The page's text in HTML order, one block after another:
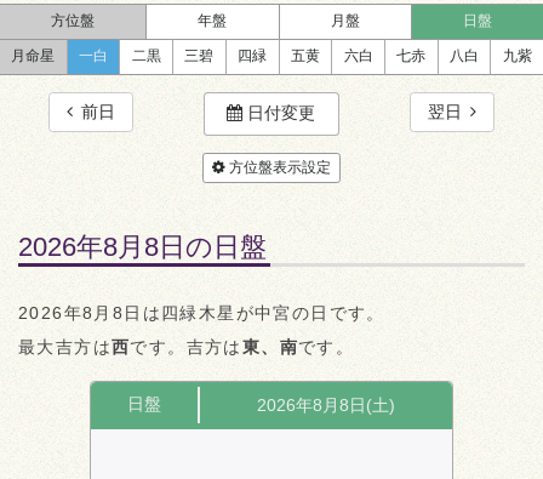
方位盤 年盤 月盤 日盤
月命星 一白 二黒 三碧 四緑 五黄 六白 七赤 八白 九紫
前日 日付変更 翌日
方位盤表示設定
2026年8月8日の日盤
2026年8月8日は四緑木星が中宮の日です。
最大吉方は西です。吉方は東、南です。
日盤 2026年8月8日(土)